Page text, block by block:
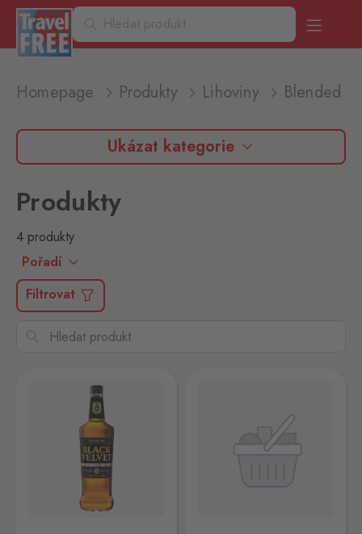
Homepage Produkty Lihoviny Blended
Ukázat kategorie
Produkty
4 produkty
Pořadí
Filtrovat